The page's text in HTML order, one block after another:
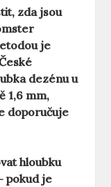
zda jsou
je
dezénu u
1,6 mm,
doporučuje
hloubku
pokud je